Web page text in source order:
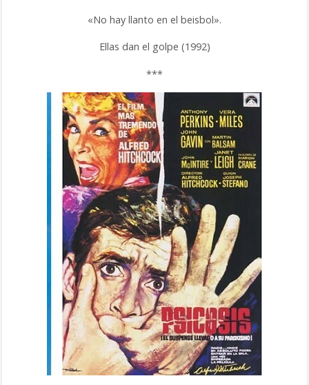
«No hay llanto en el beisbol».
Ellas dan el golpe (1992)
***